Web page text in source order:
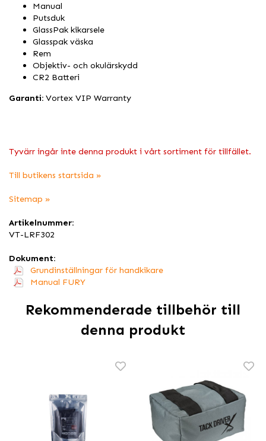
Manual
Putsduk
GlassPak kikarsele
Glasspak väska
Rem
Objektiv- och okulärskydd
CR2 Batteri
Garanti: Vortex VIP Warranty
Tyvärr ingår inte denna produkt i vårt sortiment för tillfället.
Till butikens startsida »
Sitemap »
Artikelnummer:
VT-LRF302
Dokument:
Grundinställningar för handkikare
Manual FURY
Rekommenderade tillbehör till
denna produkt